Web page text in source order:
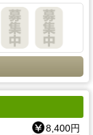
8,400円